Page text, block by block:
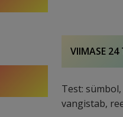
VIIMASE
Test:
vangistab,